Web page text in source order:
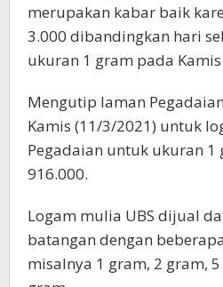
merupakan kabar baik
3.000 dibandingkan hari
ukuran 1 gram pada
Mengutip laman
Kamis (11/3/2021) untuk
Pegadaian untuk ukuran 1
916.000.
Logam mulia UBS dijual
batangan dengan
misalnya 1 gram, 2 gram,